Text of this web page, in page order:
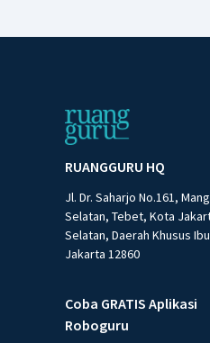
RUANGGURU HQ
Jl. Dr. Saharjo No.161,
Selatan, Tebet, Kota
Selatan, Daerah Khusus
Jakarta 12860
Coba GRATIS Aplikasi
Roboguru